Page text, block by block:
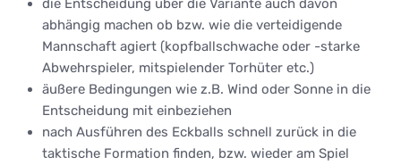
die Entscheidung über die Variante auch davon
abhängig machen ob bzw. wie die verteidigende
Mannschaft agiert (kopfballschwache oder -starke
Abwehrspieler, mitspielender Torhüter etc.)
äußere Bedingungen wie z.B. Wind oder Sonne in die
Entscheidung mit einbeziehen
nach Ausführen des Eckballs schnell zurück in die
taktische Formation finden, bzw. wieder am Spiel